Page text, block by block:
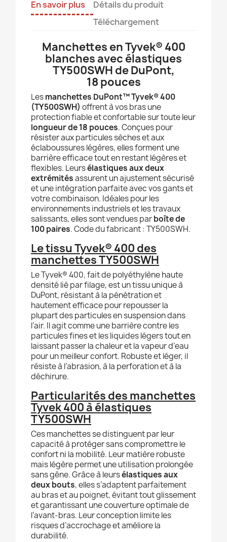
En savoir plus
Détails du produit
Téléchargement
Manchettes en Tyvek® 400
blanches avec élastiques
TY500SWH de DuPont,
18 pouces
Lesmanchettes DuPont™ Tyvek® 400
(TY500SWH) offrent à vos bras une
protection fiable et confortable sur toute leur
longueur de 18 pouces. Conçues pour
résister aux particules sèches et aux
éclaboussures légères, elles forment une
barrière efficace tout en restant légères et
flexibles. Leursélastiques aux deux
extrémitésassurent un ajustement sécurisé
et une intégration parfaite avec vos gants et
votre combinaison. Idéales pour les
environnements industriels et les travaux
salissants, elles sont vendues parboîte de
100 paires. Code du fabricant : TY500SWH.
Le tissu Tyvek® 400 des
manchettes TY500SWH
Le Tyvek® 400, fait de polyéthylène haute
densité lié par filage, est un tissu unique à
DuPont, résistant à la pénétration et
hautement efficace pour repousser la
plupart des particules en suspension dans
l’air. Il agit comme une barrière contre les
particules fines et les liquides légers tout en
laissant passer la chaleur et la vapeur d’eau
pour un meilleur confort. Robuste et léger, il
résiste à l’abrasion, à la perforation et à la
déchirure.
Particularités des manchettes
Tyvek 400 à élastiques
TY500SWH
Ces manchettes se distinguent par leur
capacité à protéger sans compromettre le
confort ni la mobilité. Leur matière robuste
mais légère permet une utilisation prolongée
sans gêne. Grâce à leursélastiques aux
deux bouts, elles s’adaptent parfaitement
au bras et au poignet, évitant tout glissement
et garantissant une couverture optimale de
l’avant-bras. Leur conception limite les
risques d’accrochage et améliore la
durabilité.